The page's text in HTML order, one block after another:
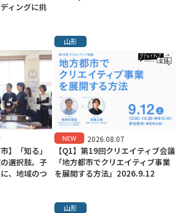
ィングに挑
】「知る」
選択肢。子
、地域のつ
山形
NEW 2026.08.07
【Q1】第19回クリエイティブ会議
「地方都市でクリエイティブ事業
を展開する方法」2026.9.12
山形